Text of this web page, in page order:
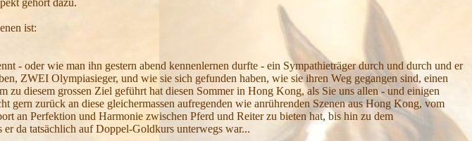
gehört dazu.
ist:
- oder wie man ihn gestern abend kennenlernen durfte - ein Sympathieträger durch und durch und er
ZWEI Olympiasieger, und wie sie sich gefunden haben, wie sie ihren Weg gegangen sind, einen
diesem grossen Ziel geführt hat diesen Sommer in Hong Kong, als Sie uns allen - und einigen
zurück an diese gleichermassen aufregenden wie anrührenden Szenen aus Hong Kong, vom
an Perfektion und Harmonie zwischen Pferd und Reiter zu bieten hat, bis hin zu dem
da tatsächlich auf Doppel-Goldkurs unterwegs war...